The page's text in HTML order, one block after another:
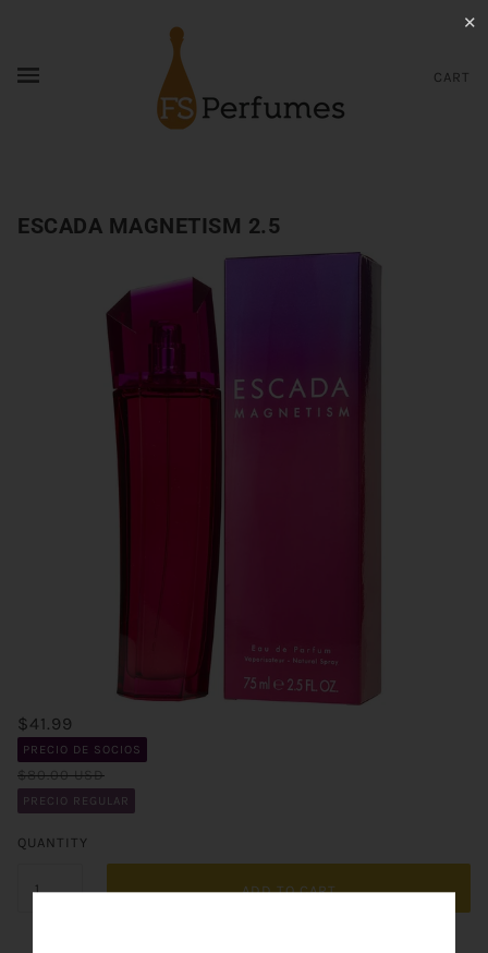
CART
ESCADA MAGNETISM 2.5
$41.99
PRECIO DE SOCIOS
$80.00 USD
PRECIO REGULAR
QUANTITY
ADD TO CART
✕